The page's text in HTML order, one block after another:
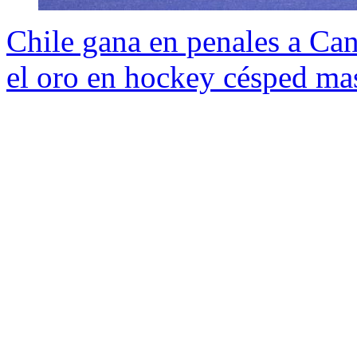
Chile gana en penales a
el oro en hockey césped